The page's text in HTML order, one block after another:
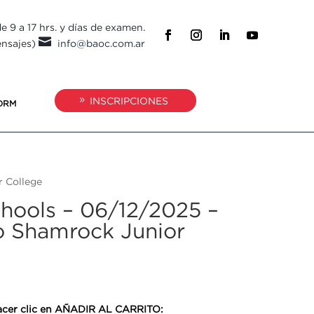
a 17 hrs. y días de examen.
 info@baoc.com.ar
INSCRIPCIONES
College
– 06/12/2025 –
Shamrock Junior
clic en AÑADIR AL CARRITO: